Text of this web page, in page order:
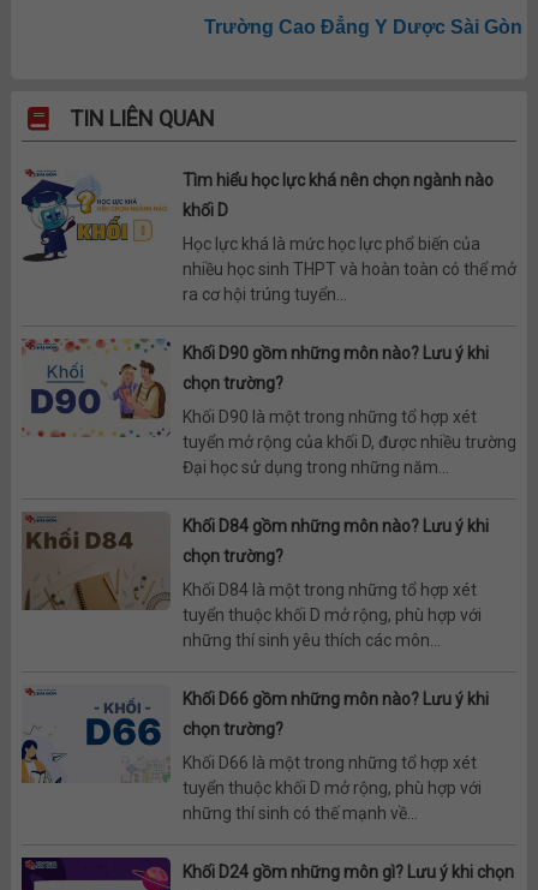
Trường Cao Đẳng Y Dược Sài Gòn
TIN LIÊN QUAN
Tìm hiểu học lực khá nên chọn ngành nào
khối D
Học lực khá là mức học lực phổ biến của
nhiều học sinh THPT và hoàn toàn có thể mở
ra cơ hội trúng tuyển...
Khối D90 gồm những môn nào? Lưu ý khi
chọn trường?
Khối D90 là một trong những tổ hợp xét
tuyển mở rộng của khối D, được nhiều trường
Đại học sử dụng trong những năm...
Khối D84 gồm những môn nào? Lưu ý khi
chọn trường?
Khối D84 là một trong những tổ hợp xét
tuyển thuộc khối D mở rộng, phù hợp với
những thí sinh yêu thích các môn...
Khối D66 gồm những môn nào? Lưu ý khi
chọn trường?
Khối D66 là một trong những tổ hợp xét
tuyển thuộc khối D mở rộng, phù hợp với
những thí sinh có thế mạnh về...
Khối D24 gồm những môn gì? Lưu ý khi chọn